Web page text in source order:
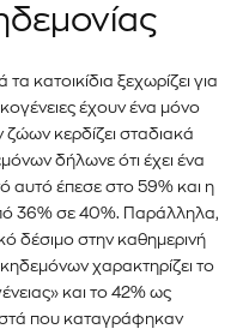
κατοικίδια ξεχωρίζει για
έχουν ένα μόνο
ζώων κερδίζει σταδιακά
δήλωνε ότι έχει ένα
αυτό έπεσε στο 59% και η
36% σε 40%. Παράλληλα,
δέσιμο στην καθημερινή
χαρακτηρίζει το
και το 42% ως
που καταγράφηκαν